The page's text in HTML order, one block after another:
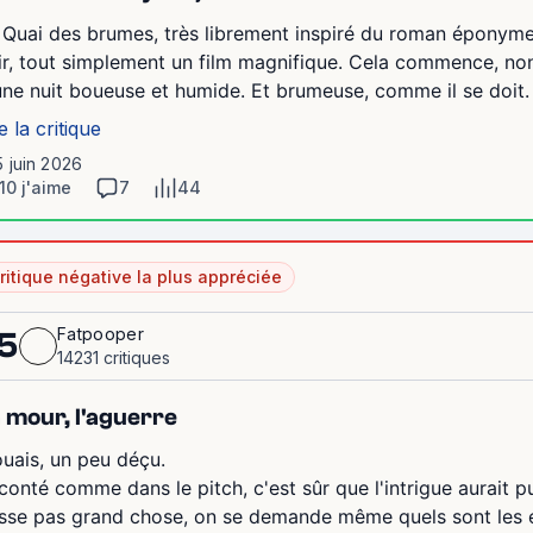
des brumes, très librement inspiré du roman
tout simplement un film magnifique. Cela commence,
nuit boueuse et humide. Et brumeuse, comme il se
la critique
juin 2026
10 j'aime
7 44
négative la plus appréciée
Fatpooper
14231 critiques
mour, l'aguerre
un peu déçu.
comme dans le pitch, c'est sûr que l'intrigue aurait
pas grand chose, on se demande même quels sont